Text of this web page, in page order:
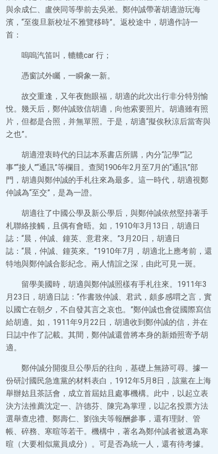
與余成仁、盧俠同等學前去吳淞。鄭仲誠帶著胡適游玩海
濱，“至復旦新校址不雅覽移時”。返校途中，胡適作詩一
首：
嗚嗚汽笛叫，轆轆car 行；
憑窗試外矚，一瞬象一新。
故交重逢，又年夜飽眼福，胡適的此次出行非分特別愉
悅。幾天后，鄭仲誠致信胡適，向他索要照片。胡適雖有照
片，但都是合照，并無單照。于是，胡適“擬俟秋涼后當寄與
之也”。
胡適澄衷時代的日誌本系書店所購，內分“記學”“記
事”“接人”“通訊”等欄目。查閱1906年2月至7月的“通訊”部
門，胡適與鄭仲誠的手札往來為最多。這一時代，胡適視鄭
仲誠為“至交”，是為一證。
胡適往了中國公學及新公學后，與鄭仲誠依然堅持著手
札聯絡接觸，且偶有會晤。如，1910年3月13日，胡適日
誌：“晨，仲誠、鐘英、意君來。”3月20日，胡適日
誌：“晨，仲誠、鐘英來。”1910年7月，胡適北上應考前，還
特地與鄭仲誠合影紀念。兩人情誼之深，由此可見一斑。
留學美國時，胡適與鄭仲誠照樣有手札往來。1911年3
月23日，胡適日誌：“作書致仲誠、君武，頗多感喟之言，實
以國亡在朝夕，不自發其言之哀也。”鄭仲誠也會從國際寫信
給胡適。如，1911年9月22日，胡適收到鄭仲誠的信，并在
日誌中作了記載。其間，鄭仲誠還曾將本身的新婚照寄予胡
適。
鄭仲誠分開復旦公學后的往向，基礎上無跡可尋。據一
份研討國民急進黨的材料表白，1912年5月8日，該黨在上海
舉辦姑且茶話會，成立首屆姑且處事機構。此中，以起立表
決方法推薦沈定一、許德芬、陳完為掌理，以記名投票方法
選舉查忠禮、鄭壽仁、劉強夫等報酬參事，還有理財、管
帳、碎務、寒暄等若干。機構中，著名為鄭仲誠者被選為寒
暄（大要相似黨員成分）。可是否為統一人，還有待考據。